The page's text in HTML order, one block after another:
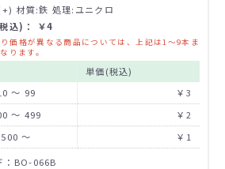
材質:鉄 処理:ユニクロ
込)： ￥4
価格が異なる商品については、上記は1～9本ま
ります。
単価(税込)
～ 99
￥3
～ 499
￥2
500 ～
￥1
：BO-066B